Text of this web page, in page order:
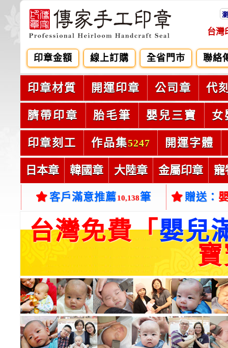
台灣
印章金額 線上訂購 全省門市 聯絡
印章材質 開運印章 公司章 代
臍帶印章 胎毛筆 嬰兒三寶 女
印章刻工 作品集5247 開運字體
日本章 韓國章 大陸章 金屬印章 寵
客戶滿意推薦10,138筆 贈送：
台灣免費「嬰兒